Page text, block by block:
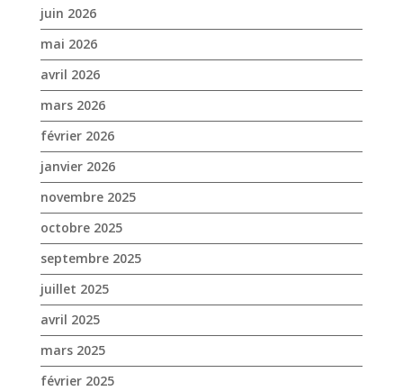
juin 2026
mai 2026
avril 2026
mars 2026
février 2026
janvier 2026
novembre 2025
octobre 2025
septembre 2025
juillet 2025
avril 2025
mars 2025
février 2025